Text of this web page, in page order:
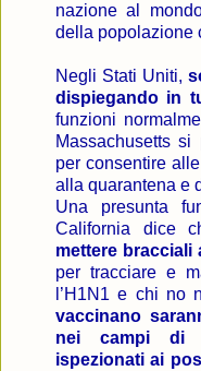
nazione al
della popolazione
Negli Stati Uniti,
dispiegando in
funzioni
Massachusetts
per consentire
alla quarantena e
Una presunta
California dice
mettere bracciali
per tracciare e
l’H1N1 e chi no
vaccinano
nei campi di
ispezionati ai